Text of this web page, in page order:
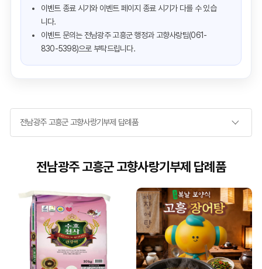
이벤트 종료 시기와 이벤트 페이지 종료 시기가 다를 수 있습
니다.
이벤트 문의는 전남광주 고흥군 행정과 고향사랑팀(061-
830-5398)으로 부탁드립니다.
전남광주 고흥군 고향사랑기부제 답례품